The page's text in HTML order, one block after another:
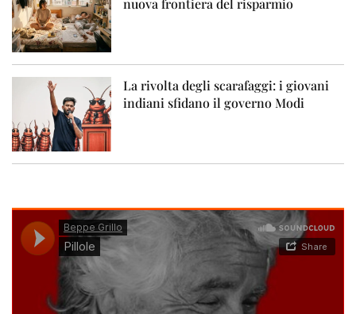
La rivolta degli scarafaggi: i giovani
indiani sfidano il governo Modi